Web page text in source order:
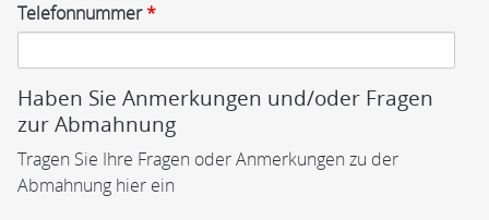
Telefonnummer*
Haben Sie Anmerkungen und/oder Fragen
zur Abmahnung
Tragen Sie Ihre Fragen oder Anmerkungen zu der
Abmahnung hier ein